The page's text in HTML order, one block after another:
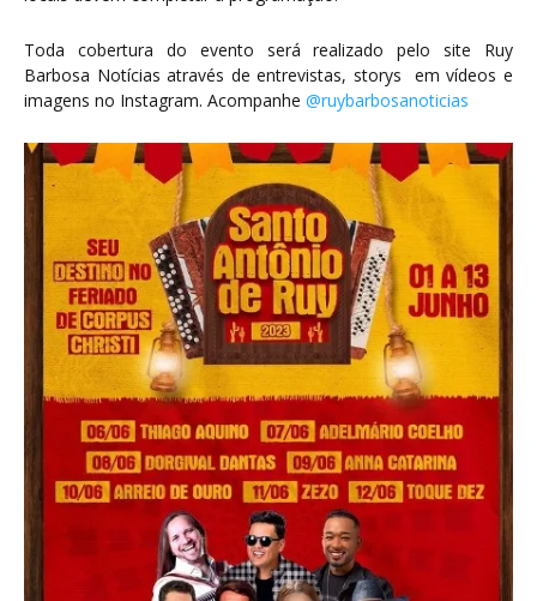
Toda cobertura do evento será realizado pelo site Ruy
Barbosa Notícias através de entrevistas, storys em vídeos e
imagens no Instagram. Acompanhe @ruybarbosanoticias